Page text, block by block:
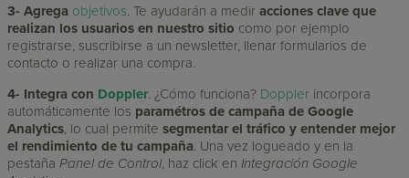
3- Agrega objetivos. Te ayudarán a mediracciones clave que
realizan los usuarios en nuestro sitio como por ejemplo
registrarse, suscribirse a un newsletter, llenar formularios de
contacto o realizar una compra.
4- Integra con Doppler. ¿Cómo funciona? Doppler incorpora
automáticamente los paramétros de campaña de Google
Analytics, lo cual permitesegmentar el tráfico y entender mejor
el rendimiento de tu campaña. Una vez logueado y en la
pestañaPanel de Control, haz click enIntegración Google